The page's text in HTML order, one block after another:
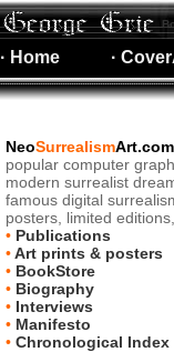
· Home ·
NeoSurrealismArt.com
popular computer
modern surrealist
famous digital
posters, limited
• Publications
•Art prints & posters
• BookStore
• Biography
• Interviews
• Manifesto
• Chronological Index